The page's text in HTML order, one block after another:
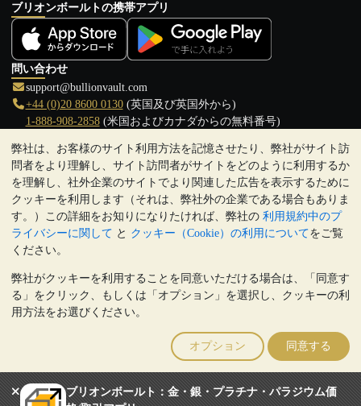
弊社は、お客様のサイト利用方法を記憶させたり、弊社がサイト訪
問者をより理解し、サイト訪問者がサイトをどのように利用するか
を理解し、社外企業のサイトでより関連した広告を表示するために
クッキーを利用します（それは、弊社外の企業である場合もありま
す。）この詳細をお知りになりたければ、弊社の 利用規約中のプ
ライバシーに関して と クッキー（Cookie）の利用についてをご覧
ください。
弊社がクッキーを利用することを同意いただける場合は、「同意す
る」をクリック、もしくは「オプション」を選択し、クッキーの利
用方法をお選びください。
オプション 同意する
ブリオンボールト：金・銀・プラチナ・パラジウム価
ブリオンボールトの携帯アプリ
問い合わせ
support@bullionvault.com
+44 (0)20 8600 0130(英国及び英国外から)
1-888-908-2858(米国およびカナダからの無料番号)
クリックして通話を開始
営業時間:
9:00～20:30 (英国), 月曜日から金曜日
17:00～2:30（日本時間）, 月曜日から金曜日
Galmarley Ltd T/A BullionVault
3 Shortlands (7th Floor)
London
W6 8DA
United Kingdom
貴金属の価値は下落することもあれば上昇することもありま
す。過去の傾向は、将来の価格の動きを保証するものではありませ
ん。BullionVaultのウェブサイト上、もしくはBullionVaultとのコミ
ュニケーション上のいかなる内容も、投資に関する助言ではありま
せん。顧客は、金及び銀地金を所有することが適切かどうかを判断